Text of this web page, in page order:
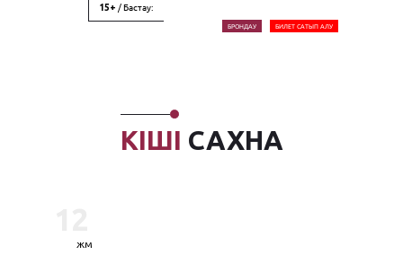
15+ / Бастау:
БРОНДАУ БИЛЕТ САТЫП АЛУ
КІШІ САХНА
жм